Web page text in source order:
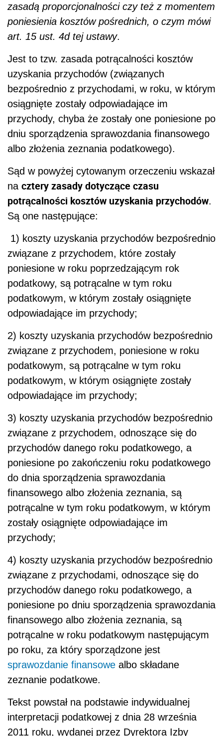
zasadą proporcjonalności czy też z momentem
poniesienia kosztów pośrednich, o czym mówi
art. 15 ust. 4d tej ustawy.
Jest to tzw. zasada potrącalności kosztów
uzyskania przychodów (związanych
bezpośrednio z przychodami, w roku, w którym
osiągnięte zostały odpowiadające im
przychody, chyba że zostały one poniesione po
dniu sporządzenia sprawozdania finansowego
albo złożenia zeznania podatkowego).
Sąd w powyżej cytowanym orzeczeniu wskazał
na cztery zasady dotyczące czasu
potrącalności kosztów uzyskania przychodów.
Są one następujące:
1) koszty uzyskania przychodów bezpośrednio
związane z przychodem, które zostały
poniesione w roku poprzedzającym rok
podatkowy, są potrącalne w tym roku
podatkowym, w którym zostały osiągnięte
odpowiadające im przychody;
2) koszty uzyskania przychodów bezpośrednio
związane z przychodem, poniesione w roku
podatkowym, są potrącalne w tym roku
podatkowym, w którym osiągnięte zostały
odpowiadające im przychody;
3) koszty uzyskania przychodów bezpośrednio
związane z przychodem, odnoszące się do
przychodów danego roku podatkowego, a
poniesione po zakończeniu roku podatkowego
do dnia sporządzenia sprawozdania
finansowego albo złożenia zeznania, są
potrącalne w tym roku podatkowym, w którym
zostały osiągnięte odpowiadające im
przychody;
4) koszty uzyskania przychodów bezpośrednio
związane z przychodami, odnoszące się do
przychodów danego roku podatkowego, a
poniesione po dniu sporządzenia sprawozdania
finansowego albo złożenia zeznania, są
potrącalne w roku podatkowym następującym
po roku, za który sporządzone jest
sprawozdanie finansowe albo składane
zeznanie podatkowe.
Tekst powstał na podstawie indywidualnej
interpretacji podatkowej z dnia 28 września
2011 roku, wydanej przez Dyrektora Izby